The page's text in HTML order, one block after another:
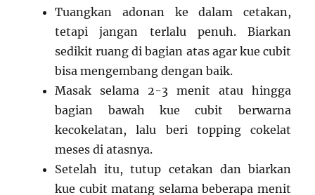
Tuangkan adonan ke dalam cetakan,
tetapi jangan terlalu penuh. Biarkan
sedikit ruang di bagian atas agar kue cubit
bisa mengembang dengan baik.
Masak selama 2-3 menit atau hingga
bagian bawah kue cubit berwarna
kecokelatan, lalu beri topping cokelat
meses di atasnya.
Setelah itu, tutup cetakan dan biarkan
kue cubit matang selama beberapa menit